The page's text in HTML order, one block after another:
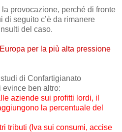
provocazione, perché di fronte
di seguito c’è da rimanere
del caso.
per la più alta pressione
di Confartigianato
evince ben altro:
aziende sui profitti lordi, il
la percentuale del
tributi (Iva sui consumi, accise